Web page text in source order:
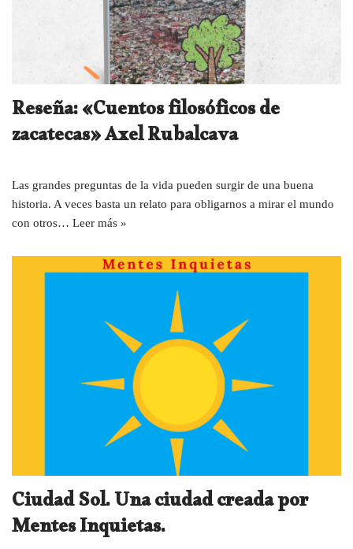
Reseña: «Cuentos filosóficos de
zacatecas» Axel Rubalcava
Las grandes preguntas de la vida pueden surgir de una buena
historia. A veces basta un relato para obligarnos a mirar el mundo
con otros… Leer más »
Ciudad Sol. Una ciudad creada por
Mentes Inquietas.